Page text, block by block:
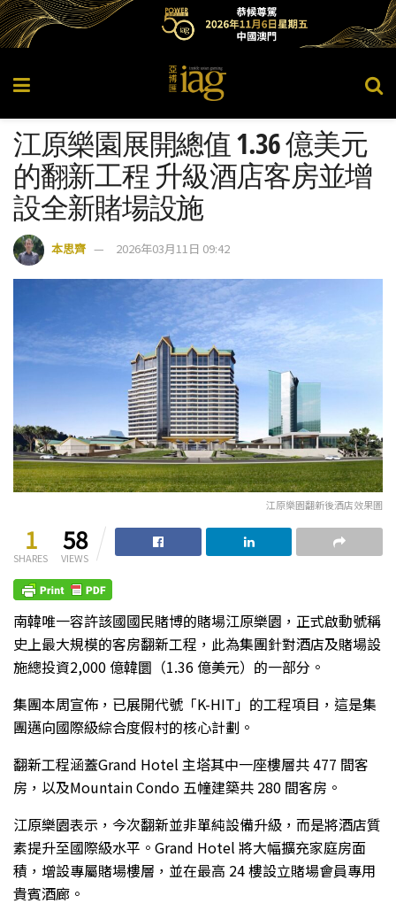
江原樂園展開總值 1.36 億美元
的翻新工程 升級酒店客房並增
設全新賭場設施
本思齊 2026年03月11日 09:42
江原樂園翻新後酒店效果圖
1
SHARES
58
VIEWS
南韓唯一容許該國國民賭博的賭場江原樂園，正式啟動號稱
史上最大規模的客房翻新工程，此為集團針對酒店及賭場設
施總投資2,000 億韓圜（1.36 億美元）的一部分。
集團本周宣佈，已展開代號「K-HIT」的工程項目，這是集
團邁向國際級綜合度假村的核心計劃。
翻新工程涵蓋Grand Hotel 主塔其中一座樓層共 477 間客
房，以及Mountain Condo 五幢建築共 280 間客房。
江原樂園表示，今次翻新並非單純設備升級，而是將酒店質
素提升至國際級水平。Grand Hotel 將大幅擴充家庭房面
積，增設專屬賭場樓層，並在最高 24 樓設立賭場會員專用
貴賓酒廊。